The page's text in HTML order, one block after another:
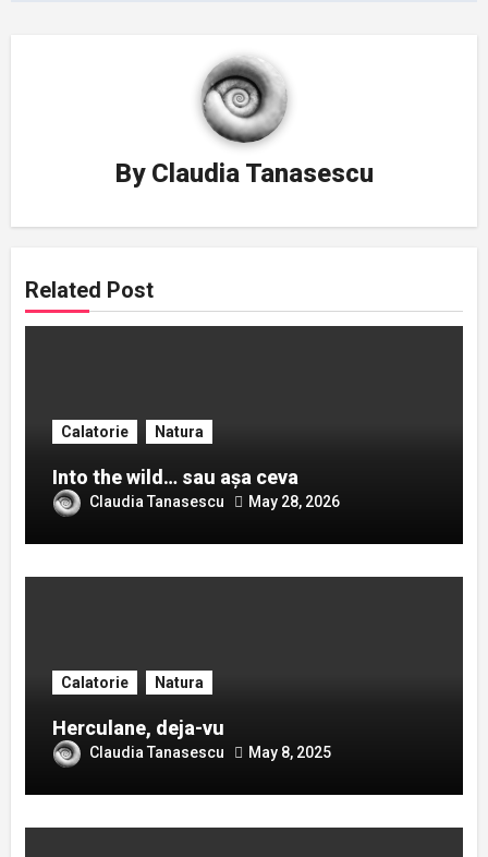
By Claudia Tanasescu
Related Post
Calatorie Natura
Into the wild… sau așa ceva
Claudia Tanasescu May 28, 2026
Calatorie Natura
Herculane, deja-vu
Claudia Tanasescu May 8, 2025